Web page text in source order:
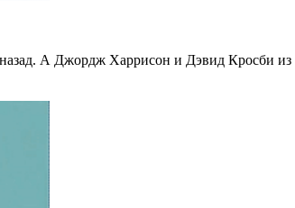
А Джордж Харрисон и Дэвид Кросби из